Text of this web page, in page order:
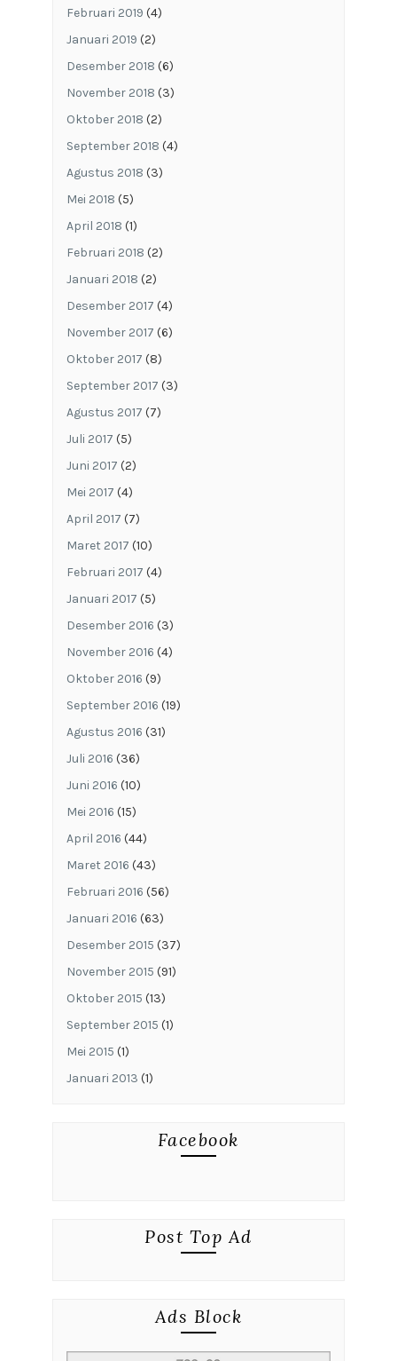
Februari 2019 (4)
Januari 2019 (2)
Desember 2018 (6)
November 2018 (3)
Oktober 2018 (2)
September 2018 (4)
Agustus 2018 (3)
Mei 2018 (5)
April 2018 (1)
Februari 2018 (2)
Januari 2018 (2)
Desember 2017 (4)
November 2017 (6)
Oktober 2017 (8)
September 2017 (3)
Agustus 2017 (7)
Juli 2017 (5)
Juni 2017 (2)
Mei 2017 (4)
April 2017 (7)
Maret 2017 (10)
Februari 2017 (4)
Januari 2017 (5)
Desember 2016 (3)
November 2016 (4)
Oktober 2016 (9)
September 2016 (19)
Agustus 2016 (31)
Juli 2016 (36)
Juni 2016 (10)
Mei 2016 (15)
April 2016 (44)
Maret 2016 (43)
Februari 2016 (56)
Januari 2016 (63)
Desember 2015 (37)
November 2015 (91)
Oktober 2015 (13)
September 2015 (1)
Mei 2015 (1)
Januari 2013 (1)
Facebook
Post Top Ad
Ads Block